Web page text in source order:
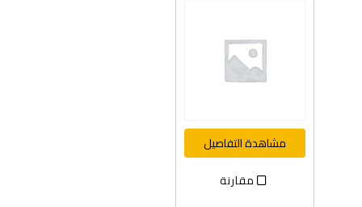
مشاهدة التفاصيل
مقارنة